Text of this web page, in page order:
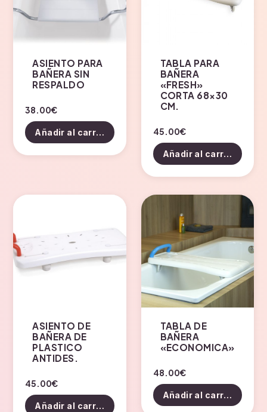
ASIENTO PARA
BAÑERA SIN
RESPALDO
38.00€
Añadir al carrito
TABLA PARA
BAÑERA
«FRESH»
CORTA 68×30
CM.
45.00€
Añadir al carrito
ASIENTO DE
BAÑERA DE
PLASTICO
ANTIDES.
45.00€
Añadir al carrito
TABLA DE
BAÑERA
«ECONOMICA»
48.00€
Añadir al carrito